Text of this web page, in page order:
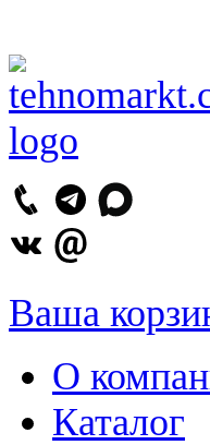
Ваша
О
Каталог